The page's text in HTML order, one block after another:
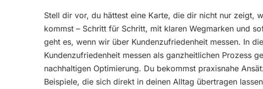
Stell dir vor, du hättest eine Karte, die dir nicht nur zeigt,
kommst – Schritt für Schritt, mit klaren Wegmarken und
geht es, wenn wir über Kundenzufriedenheit messen. In
Kundenzufriedenheit messen als ganzheitlichen Prozess
nachhaltigen Optimierung. Du bekommst praxisnahe
Beispiele, die sich direkt in deinen Alltag übertragen